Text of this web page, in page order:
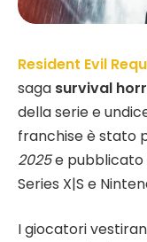
Resident Evil
saga survival
della serie e
franchise è stato
2025e pubblicato
Series X|S e
I giocatori